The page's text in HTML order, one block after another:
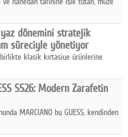
düzenleyeceği özel müzayedede
dönemini stratejik
süreciyle yönetiyor
birlikte klasik kırtasiye ürünlerine
dinamik bir biçimde
SS26: Modern Zarafetin
MARCIANO by GUESS, kendinden